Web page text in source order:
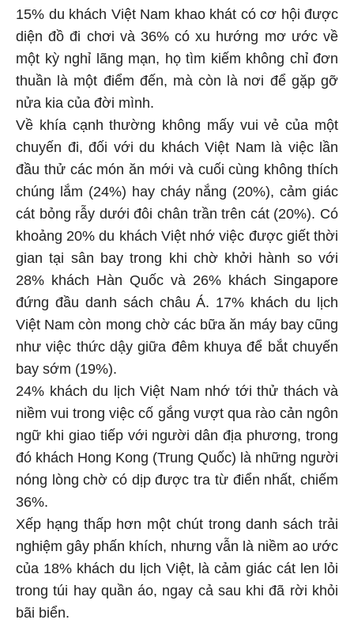
15% du khách Việt Nam khao khát có cơ hội được
diện đồ đi chơi và 36% có xu hướng mơ ước về
một kỳ nghỉ lãng mạn, họ tìm kiếm không chỉ đơn
thuần là một điểm đến, mà còn là nơi để gặp gỡ
nửa kia của đời mình.
Về khía cạnh thường không mấy vui vẻ của một
chuyến đi, đối với du khách Việt Nam là việc lần
đầu thử các món ăn mới và cuối cùng không thích
chúng lắm (24%) hay cháy nắng (20%), cảm giác
cát bỏng rẫy dưới đôi chân trần trên cát (20%). Có
khoảng 20% du khách Việt nhớ việc được giết thời
gian tại sân bay trong khi chờ khởi hành so với
28% khách Hàn Quốc và 26% khách Singapore
đứng đầu danh sách châu Á. 17% khách du lịch
Việt Nam còn mong chờ các bữa ăn máy bay cũng
như việc thức dậy giữa đêm khuya để bắt chuyến
bay sớm (19%).
24% khách du lịch Việt Nam nhớ tới thử thách và
niềm vui trong việc cố gắng vượt qua rào cản ngôn
ngữ khi giao tiếp với người dân địa phương, trong
đó khách Hong Kong (Trung Quốc) là những người
nóng lòng chờ có dịp được tra từ điển nhất, chiếm
36%.
Xếp hạng thấp hơn một chút trong danh sách trải
nghiệm gây phấn khích, nhưng vẫn là niềm ao ước
của 18% khách du lịch Việt, là cảm giác cát len lỏi
trong túi hay quần áo, ngay cả sau khi đã rời khỏi
bãi biển.